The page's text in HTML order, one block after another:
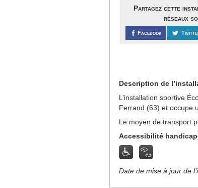
Partagez cette
réseaux
Facebook
Description de
L’installation sportive
Ferrand (63) et occupe
Le moyen de transport
Accessibilité
Date de mise à jour de